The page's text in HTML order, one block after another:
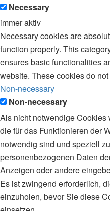
Necessary
immer aktiv
Necessary cookies are
function properly. This
ensures basic functionalities
website. These cookies do
Non-necessary
Non-necessary
Als nicht notwendige
die für das Funktionieren der
notwendig sind und speziell
personenbezogenen Daten
Anzeigen oder andere
Es ist zwingend erforderlich,
einzuholen, bevor Sie diese